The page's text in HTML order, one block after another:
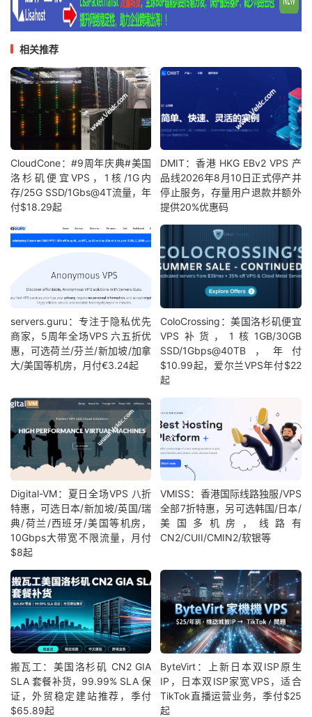
相关推荐
CloudCone：#9周年庆典#美国
洛杉矶便宜VPS，1核/1G内
存/25G SSD/1Gbs@4T流量，年
付$18.29起
DMIT：香港 HKG EBv2 VPS 产
品线2026年8月10日正式停产并
停止服务，存量用户退款并额外
提供20%优惠码
servers.guru：专注于隐私优先
商家，5周年全场VPS 六五折优
惠，可选荷兰/芬兰/新加坡/加拿
大/美国等机房，月付€3.24起
ColoCrossing：美国洛杉矶便宜
VPS补货，1核1GB/30GB
SSD/1Gbps@40TB，年付
$10.99起，爱尔兰VPS年付$22
起
Digital-VM：夏日全场VPS 八折
特惠，可选日本/新加坡/英国/瑞
典/荷兰/西班牙/美国等机房，
10Gbps大带宽不限流量，月付
$8起
VMISS：香港国际线路独服/VPS
全部7折特惠，另可选韩国/日本/
美国多机房，线路有
CN2/CUII/CMIN2/软银等
搬瓦工：美国洛杉矶 CN2 GIA
SLA 套餐补货，99.99% SLA 保
证，外贸稳定建站推荐，季付
$65.89起
ByteVirt：上新日本双ISP原生
IP，日本双ISP家宽VPS，适合
TikTok直播运营业务，季付$25
起